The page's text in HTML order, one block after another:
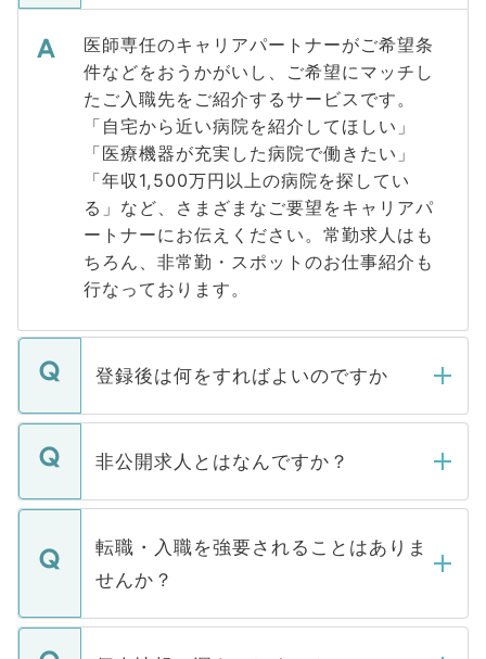
医師専任のキャリアパートナーがご希望条
件などをおうかがいし、ご希望にマッチし
たご入職先をご紹介するサービスです。
「自宅から近い病院を紹介してほしい」
「医療機器が充実した病院で働きたい」
「年収1,500万円以上の病院を探してい
る」など、さまざまなご要望をキャリアパ
ートナーにお伝えください。常勤求人はも
ちろん、非常勤・スポットのお仕事紹介も
行なっております。
登録後は何をすればよいのですか
ご登録いただきましたら、弊社担当者がご
登録内容を確認し、その後メールもしくは
ます。通常、5営業日以内にはご連絡をせて
いただきますので、しばらくお待ちくださ
い。
非公開求人とはなんですか？
マイナビDOCTORで取り扱っている求人の
うち約3割は、Webサイトからご覧いただ
けない「非公開求人」です。非公開求人は
下記の理由によって、一般には公開してい
ません。
転職・入職を強要されることはありま
せんか？
転職・入職を強要することは一切ありませ